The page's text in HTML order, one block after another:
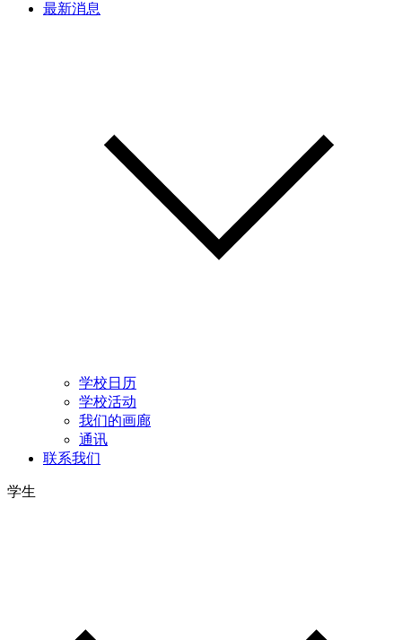
最新消息
学校日历
学校活动
我们的画廊
通讯
联系我们
学生